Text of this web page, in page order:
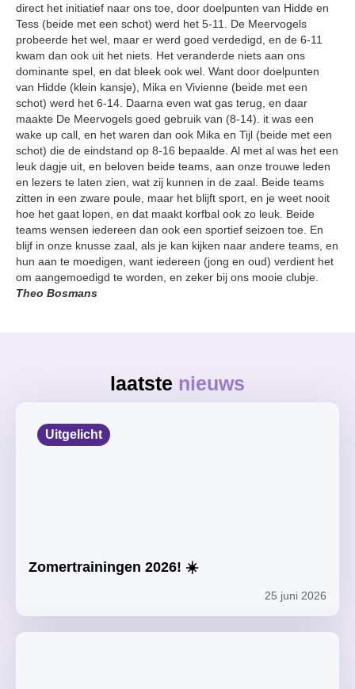
direct het initiatief naar ons toe, door doelpunten van Hidde en
Tess (beide met een schot) werd het 5-11. De Meervogels
probeerde het wel, maar er werd goed verdedigd, en de 6-11
kwam dan ook uit het niets. Het veranderde niets aan ons
dominante spel, en dat bleek ook wel. Want door doelpunten
van Hidde (klein kansje), Mika en Vivienne (beide met een
schot) werd het 6-14. Daarna even wat gas terug, en daar
maakte De Meervogels goed gebruik van (8-14). it was een
wake up call, en het waren dan ook Mika en Tijl (beide met een
schot) die de eindstand op 8-16 bepaalde. Al met al was het een
leuk dagje uit, en beloven beide teams, aan onze trouwe leden
en lezers te laten zien, wat zij kunnen in de zaal. Beide teams
zitten in een zware poule, maar het blijft sport, en je weet nooit
hoe het gaat lopen, en dat maakt korfbal ook zo leuk. Beide
teams wensen iedereen dan ook een sportief seizoen toe. En
blijf in onze knusse zaal, als je kan kijken naar andere teams, en
hun aan te moedigen, want iedereen (jong en oud) verdient het
om aangemoedigd te worden, en zeker bij ons mooie clubje.
Theo Bosmans
laatste nieuws
Uitgelicht
Zomertrainingen 2026! ☀️
25 juni 2026